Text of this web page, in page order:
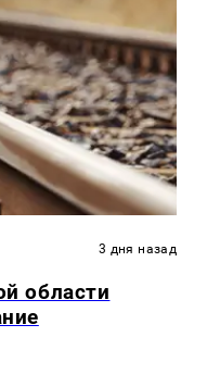
3 дня назад
области